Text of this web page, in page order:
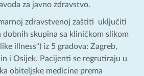
za javno zdravstvo.
zdravstvenoj zaštiti uključiti
dobnih skupina sa kliničkom slikom
illness“) iz 5 gradova: Zagreb,
i Osijek. Pacijenti se regrutiraju u
obiteljske medicine prema